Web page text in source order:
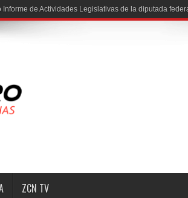
de Actividades Legislativas de la diputada
ZCN TV